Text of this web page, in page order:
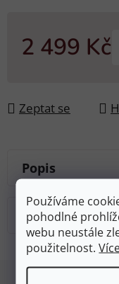
Používáme
pohodlné
webu neustále
použitelnost.
2 499 Kč
Zeptat se
Popis
Diskuze